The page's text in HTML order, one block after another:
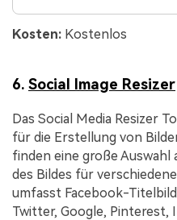
Kosten: Kostenlos
6. Social Image Resizer
Das Social Media Resizer
für die Erstellung von
finden eine große Auswahl
des Bildes für
umfasst Facebook-
Twitter, Google, Pinterest,